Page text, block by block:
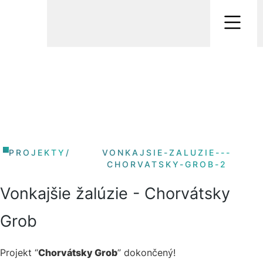
PROJEKTY /
VONKAJSIE-ZALUZIE---
CHORVATSKY-GROB-2
Vonkajšie žalúzie - Chorvátsky
Grob
Projekt “Chorvátsky Grob” dokončený!